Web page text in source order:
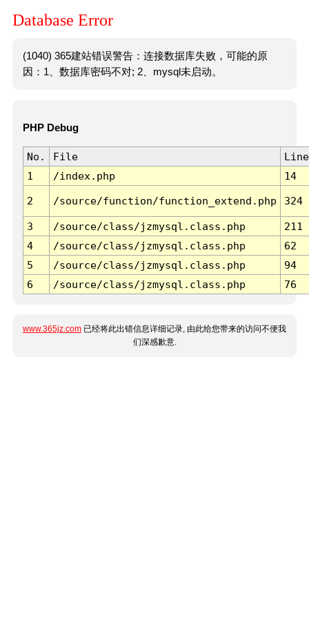
Database Error
(1040) 365建站错误警告：连接数据库失败，可能的原
因：1、数据库密码不对; 2、mysql未启动。
PHP Debug
No. File
Line
1
/index.php 14
2 /source/function/function_extend.php 324
3 /source/class/jzmysql.class.php
211
4
/source/class/jzmysql.class.php
62
5
/source/class/jzmysql.class.php
94
6
/source/class/jzmysql.class.php 76
www.365jz.com 已经将此出错信息详细记录, 由此给您带来的访问不便我
们深感歉意.